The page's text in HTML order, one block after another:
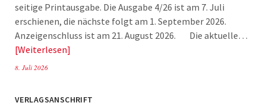
seitige Printausgabe. Die Ausgabe 4/26 ist am 7. Juli
erschienen, die nächste folgt am 1. September 2026.
Anzeigenschluss ist am 21. August 2026. Die aktuelle…
Weiterlesen
8. Juli 2026
VERLAGSANSCHRIFT